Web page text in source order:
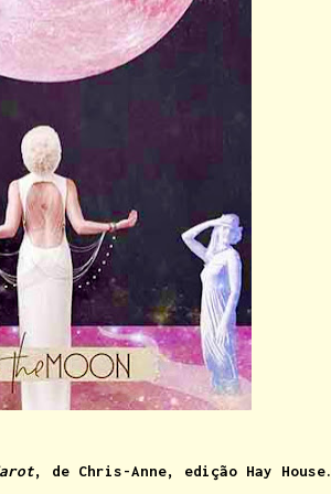
, de Chris-Anne, edição Hay House.